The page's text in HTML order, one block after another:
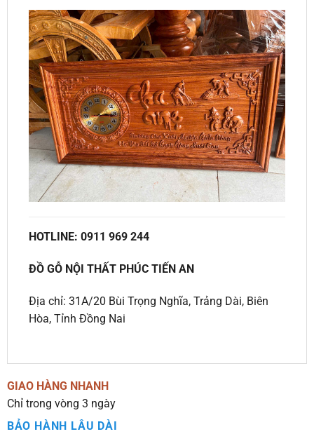
HOTLINE: 0911 969 244
ĐỒ GỖ NỘI THẤT PHÚC TIẾN AN
Địa chỉ: 31A/20 Bùi Trọng Nghĩa, Trảng Dài, Biên
Hòa, Tỉnh Đồng Nai
GIAO HÀNG NHANH
Chỉ trong vòng 3 ngày
BẢO HÀNH LÂU DÀI